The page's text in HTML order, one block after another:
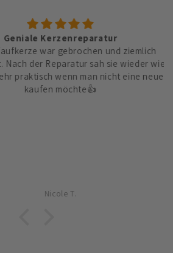
Kerzenreparatur
war gebrochen und ziemlich
der Reparatur sah sie wieder wie
wenn man nicht eine neue
kaufen möchte👍
Nicole T.